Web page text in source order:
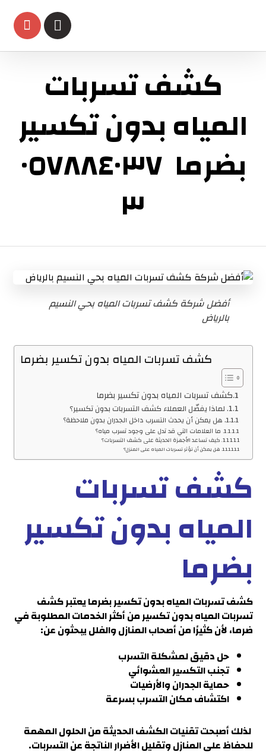
كشف تسربات
المياه بدون تكسير
بضرما ٠٥٧٨٨٤٠٣٧
٣
أفضل شركة كشف تسربات المياه بحي النسيم
بالرياض
كشف تسربات المياه بدون تكسير بضرما
لماذا يفضّل العملاء كشف التسربات بدون تكسير؟
هل يمكن أن يحدث التسرب داخل الجدران بدون ملاحظة؟
ما العلامات التي قد تدل على وجود تسرب مياه؟
كيف تساعد الأجهزة الحديثة على كشف التسربات؟
هل يمكن أن تؤثر تسربات المياه على المنزل؟
كشف تسربات
المياه بدون تكسير
بضرما
كشف تسربات المياه بدون تكسير بضرمايعتبر كشف
تسربات المياه بدون تكسير من أكثر الخدمات المطلوبة في
ضرما، لأن كثيرًا من أصحاب المنازل والفلل يبحثون عن:
حل دقيق لمشكلة التسرب
تجنب التكسير العشوائي
حماية الجدران والأرضيات
اكتشاف مكان التسرب بسرعة
لذلك أصبحت تقنيات الكشف الحديثة من الحلول المهمة
للحفاظ على المنازل وتقليل الأضرار الناتجة عن التسربات.